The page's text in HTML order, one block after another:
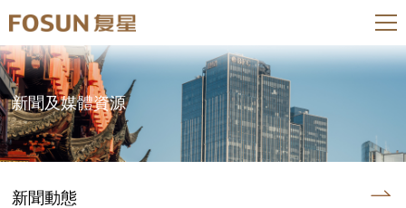
新聞及媒體資源
新聞動態